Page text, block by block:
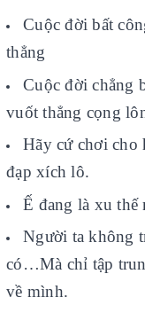
Giao Lưu
Chia sẻ
Đăng nhập tài khoản
Sản phẩm yêu thích
LIÊN HỆ - HỖ TRỢ
0936.236.365 -
Cuộc đời bất
thẳng
Cuộc đời chẳng
vuốt thẳng cọng
Hãy cứ chơi cho
đạp xích lô.
Ế đang là xu thế
Người ta không
có…Mà chỉ tập
về mình.